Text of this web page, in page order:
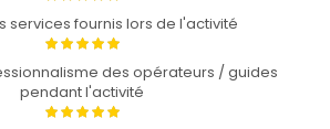
services fournis lors de l'activité
des opérateurs / guides
pendant l'activité